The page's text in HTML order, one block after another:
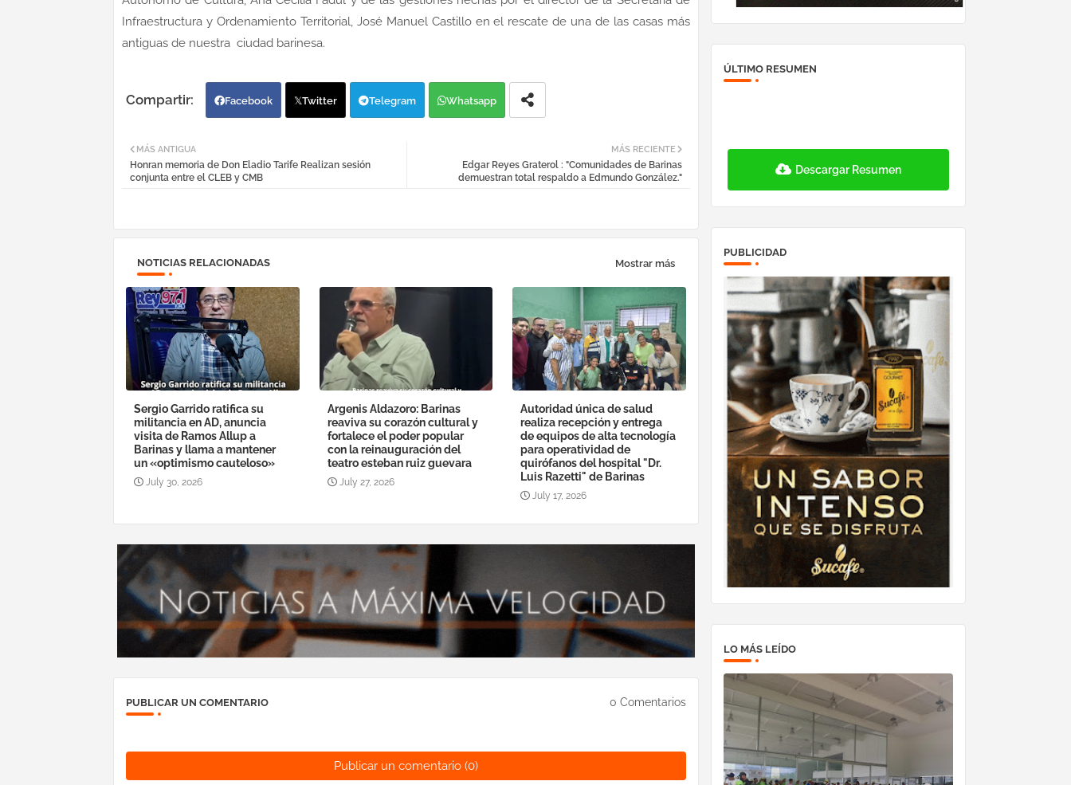
Infraestructura y Ordenamiento Territorial, José Manuel Castillo en el rescate de una de las casas más
antiguas de nuestra ciudad barinesa.
Facebook Twitter Telegram Whatsapp
MÁS RECIENTE
Edgar Reyes Graterol : "Comunidades de Barinas
demuestran total respaldo a Edmundo González."
MÁS ANTIGUA
Honran memoria de Don Eladio Tarife Realizan sesión
conjunta entre el CLEB y CMB
NOTICIAS RELACIONADAS Mostrar más
Sergio Garrido ratifica su
militancia en AD, anuncia
visita de Ramos Allup a
Barinas y llama a mantener
un «optimismo cauteloso»
July 30, 2026
Argenis Aldazoro: Barinas
reaviva su corazón cultural y
fortalece el poder popular
con la reinauguración del
teatro esteban ruiz guevara
July 27, 2026
Autoridad única de salud
realiza recepción y entrega
de equipos de alta tecnología
para operatividad de
quirófanos del hospital "Dr.
Luis Razetti" de Barinas
July 17, 2026
PUBLICAR UN COMENTARIO 0 Comentarios
Publicar un comentario (0)
ÚLTIMO RESUMEN
Descargar Resumen
PUBLICIDAD
LO MÁS LEÍDO